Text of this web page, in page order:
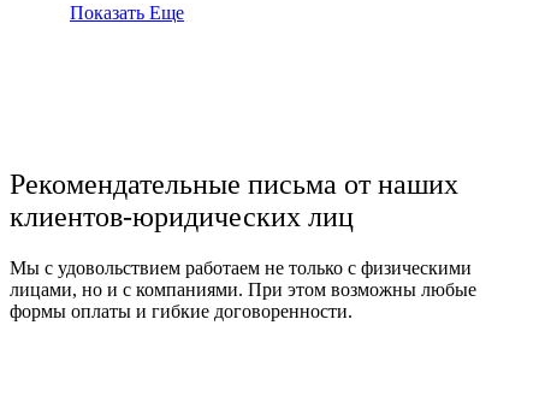
Показать Еще
Рекомендательные письма от наших
клиентов-юридических лиц
Мы с удовольствием работаем не только с физическими
лицами, но и с компаниями. При этом возможны любые
формы оплаты и гибкие договоренности.